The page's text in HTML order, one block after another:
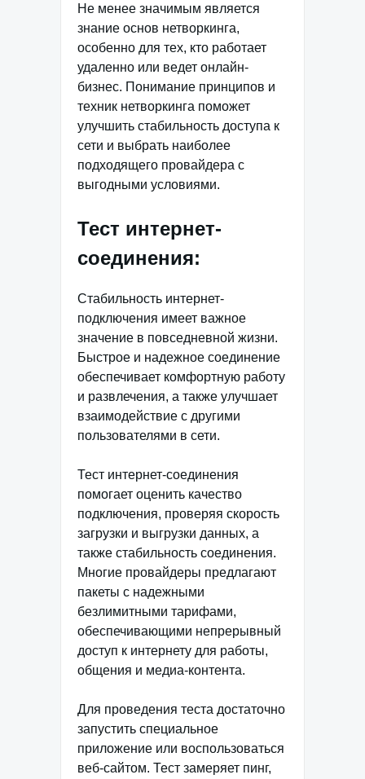
Не менее значимым является
знание основ нетворкинга,
особенно для тех, кто работает
удаленно или ведет онлайн-
бизнес. Понимание принципов и
техник нетворкинга поможет
улучшить стабильность доступа к
сети и выбрать наиболее
подходящего провайдера с
выгодными условиями.
Тест интернет-
соединения:
Стабильность интернет-
подключения имеет важное
значение в повседневной жизни.
Быстрое и надежное соединение
обеспечивает комфортную работу
и развлечения, а также улучшает
взаимодействие с другими
пользователями в сети.
Тест интернет-соединения
помогает оценить качество
подключения, проверяя скорость
загрузки и выгрузки данных, а
также стабильность соединения.
Многие провайдеры предлагают
пакеты с надежными
безлимитными тарифами,
обеспечивающими непрерывный
доступ к интернету для работы,
общения и медиа-контента.
Для проведения теста достаточно
запустить специальное
приложение или воспользоваться
веб-сайтом. Тест замеряет пинг,